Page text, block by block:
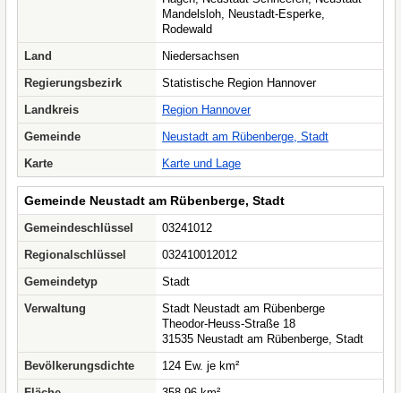
Mandelsloh, Neustadt-Esperke,
Rodewald
Land
Niedersachsen
Regierungsbezirk
Statistische Region Hannover
Landkreis
Region Hannover
Gemeinde
Neustadt am Rübenberge, Stadt
Karte
Karte und Lage
Gemeinde Neustadt am Rübenberge, Stadt
Gemeindeschlüssel
03241012
Regionalschlüssel
032410012012
Gemeindetyp
Stadt
Verwaltung
Stadt Neustadt am Rübenberge
Theodor-Heuss-Straße 18
31535 Neustadt am Rübenberge, Stadt
Bevölkerungsdichte
124 Ew. je km²